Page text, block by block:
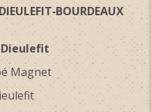
Magnet